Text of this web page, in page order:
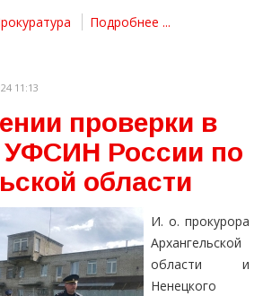
Подробнее ...
11:13
проверки в
России по
области
И. о. прокурора
Архангельской
области и
Ненецкого